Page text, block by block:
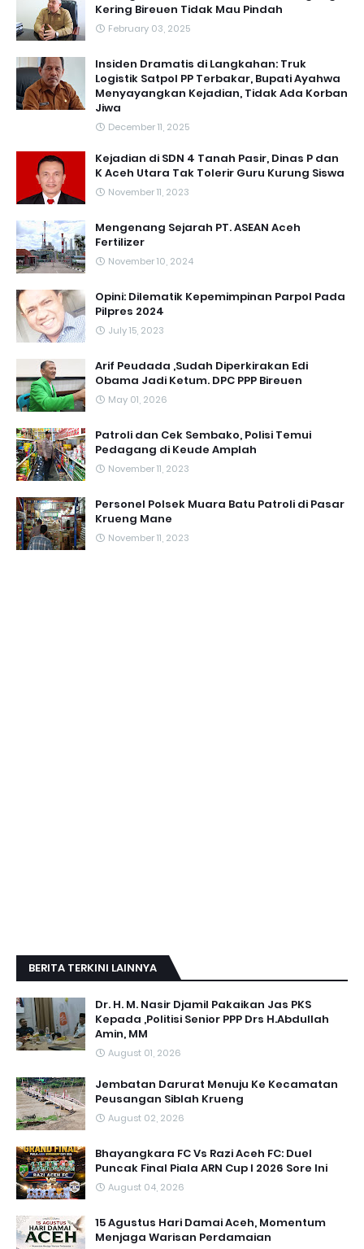
Kering Bireuen Tidak Mau Pindah
February 03, 2025
Insiden Dramatis di Langkahan: Truk
Logistik Satpol PP Terbakar, Bupati Ayahwa
Menyayangkan Kejadian, Tidak Ada Korban
Jiwa
December 11, 2025
Kejadian di SDN 4 Tanah Pasir, Dinas P dan
K Aceh Utara Tak Tolerir Guru Kurung Siswa
November 11, 2023
Mengenang Sejarah PT. ASEAN Aceh
Fertilizer
November 10, 2024
Opini: Dilematik Kepemimpinan Parpol Pada
Pilpres 2024
July 15, 2023
Arif Peudada ,Sudah Diperkirakan Edi
Obama Jadi Ketum. DPC PPP Bireuen
May 01, 2026
Patroli dan Cek Sembako, Polisi Temui
Pedagang di Keude Amplah
November 11, 2023
Personel Polsek Muara Batu Patroli di Pasar
Krueng Mane
November 11, 2023
BERITA TERKINI LAINNYA
Dr. H. M. Nasir Djamil Pakaikan Jas PKS
Kepada ,Politisi Senior PPP Drs H.Abdullah
Amin, MM
August 01, 2026
Jembatan Darurat Menuju Ke Kecamatan
Peusangan Siblah Krueng
August 02, 2026
Bhayangkara FC Vs Razi Aceh FC: Duel
Puncak Final Piala ARN Cup I 2026 Sore Ini
August 04, 2026
15 Agustus Hari Damai Aceh, Momentum
Menjaga Warisan Perdamaian